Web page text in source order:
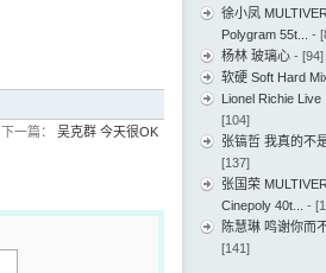
下一篇： 吴克群 今天很OK
徐小凤
Polygram 55t...
-
杨林 玻璃心 - [94]
软硬 Soft Hard
Lionel Richie Live
[104]
张镐哲 我真的不
[137]
张国荣
Cinepoly 40t...
-
陈慧琳 鸣谢你而
[141]